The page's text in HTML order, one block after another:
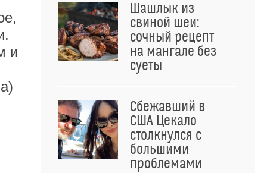
и
Шашлык из
свиной шеи:
сочный рецепт
на мангале без
суеты
Сбежавший в
США Цекало
столкнулся с
большими
проблемами